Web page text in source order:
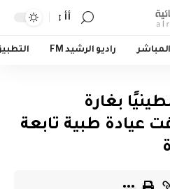
أأ
راديو الرشيد FM
16 فلسطينيًا بغارة
عيادة طبية تابعة